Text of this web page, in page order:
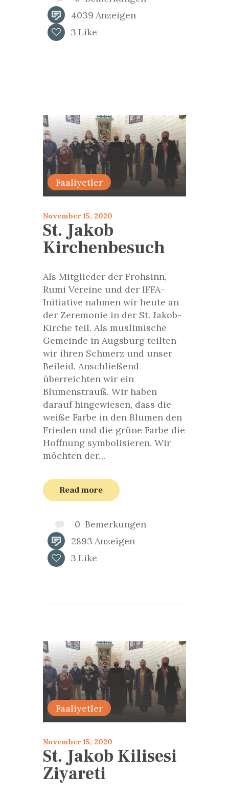
4039 Anzeigen
3 Like
Bildiri
Faaliyetler
November 15, 2020
St. Jakob
Kirchenbesuch
Als Mitglieder der Frohsinn,
Rumi Vereine und der IFFA-
Initiative nahmen wir heute an
der Zeremonie in der St. Jakob-
Kirche teil. Als muslimische
Gemeinde in Augsburg teilten
wir ihren Schmerz und unser
Beileid. Anschließend
überreichten wir ein
Blumenstrauß. Wir haben
darauf hingewiesen, dass die
weiße Farbe in den Blumen den
Frieden und die grüne Farbe die
Hoffnung symbolisieren. Wir
möchten der…
Read more
0 Bemerkungen
2893 Anzeigen
3 Like
Bildiri
Faaliyetler
November 15, 2020
St. Jakob Kilisesi
Ziyareti